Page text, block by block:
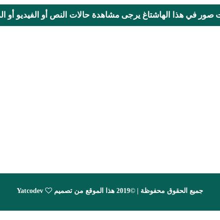
صور في هذا الهاشتاغ يرجى مشاهدة حالات النص أو الفيديو أو
جميع الحقوق محفوظة | ©2019 هذا الموقع من تصميم Yatcodev